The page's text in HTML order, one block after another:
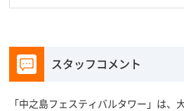
スタッフコメント
「中之島フェスティバルタワー」は、